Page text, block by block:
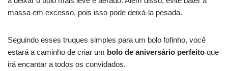
massa em excesso, pois isso pode deixá-la pesada.
Seguindo esses truques simples para um bolo fofinho, você
estará a caminho de criar um bolo de aniversário perfeito que
irá encantar a todos os convidados.